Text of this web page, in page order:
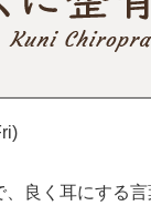
、良く耳にする